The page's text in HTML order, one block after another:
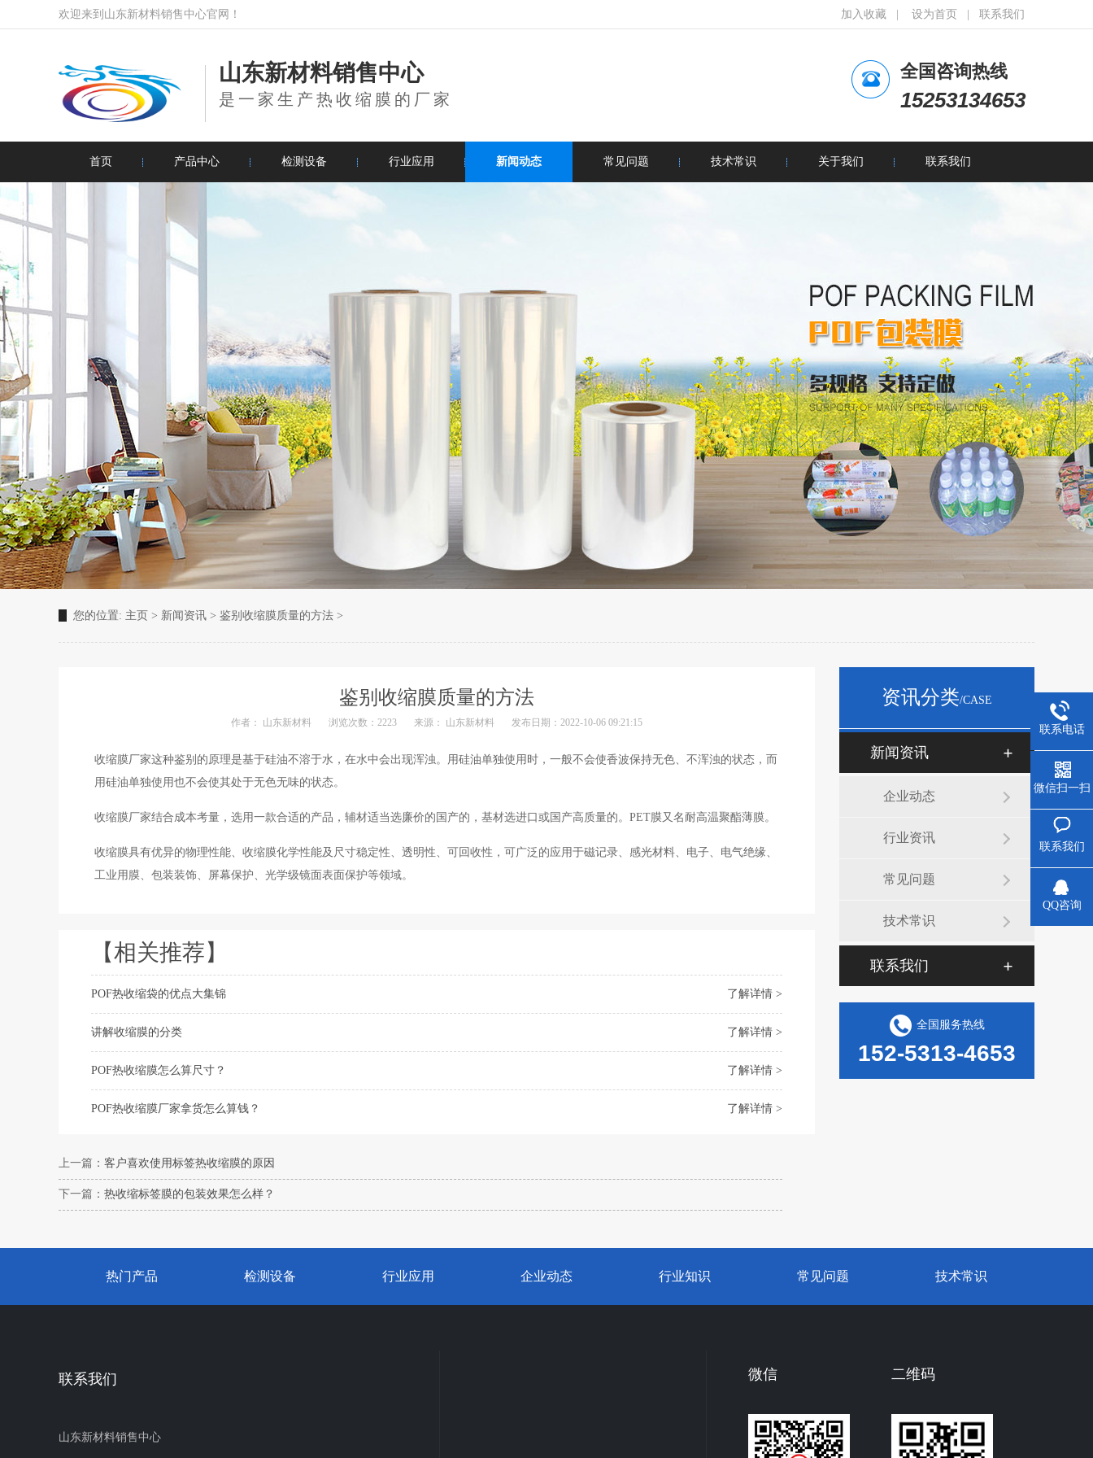
欢迎来到山东新材料销售中心官网！ 加入收藏 设为首页 联系我们
山东新材料销售中心
是一家生产热收缩膜的厂家
全国咨询热线
15253134653
首页 产品中心 检测设备 行业应用 新闻动态 常见问题 技术常识 关于我们 联系我们
您的位置: 主页 > 新闻资讯 > 鉴别收缩膜质量的方法 >
鉴别收缩膜质量的方法
作者： 山东新材料 浏览次数：2223 来源： 山东新材料 发布日期：2022-10-06 09:21:15
收缩膜厂家这种鉴别的原理是基于硅油不溶于水，在水中会出现浑浊。用硅油单独使用时，一般不会使香波保持无色、不浑浊的状态，而
用硅油单独使用也不会使其处于无色无味的状态。
收缩膜厂家结合成本考量，选用一款合适的产品，辅材适当选廉价的国产的，基材选进口或国产高质量的。PET膜又名耐高温聚酯薄膜。
收缩膜具有优异的物理性能、收缩膜化学性能及尺寸稳定性、透明性、可回收性，可广泛的应用于磁记录、感光材料、电子、电气绝缘、
工业用膜、包装装饰、屏幕保护、光学级镜面表面保护等领域。
【相关推荐】
了解详情 >
POF热收缩袋的优点大集锦
了解详情 >
讲解收缩膜的分类
了解详情 >
POF热收缩膜怎么算尺寸？
了解详情 >
​POF热收缩膜厂家拿货怎么算钱？
上一篇： 客户喜欢使用标签热收缩膜的原因
下一篇： 热收缩标签膜的包装效果怎么样？
资讯分类/CASE
新闻资讯
企业动态
行业资讯
常见问题
技术常识
联系我们
全国服务热线
152-5313-4653
热门产品 检测设备 行业应用 企业动态 行业知识 常见问题 技术常识
联系我们
山东新材料销售中心
二维码
微信
联系电话
微信扫一扫
联系我们
QQ咨询